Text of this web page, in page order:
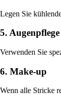
Legen Sie
5. Augenpflege
Verwenden Sie
6. Make-up
Wenn alle Stricke